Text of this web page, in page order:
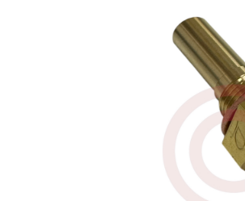
ステアリングパーツ（ピットマン
ウエザーストリップ ワイヤー類
セリカXX GA61 MA61 MA63
エンジンパーツ 5M-GEU MA61
エンジンパーツ M-TEU MA63
エンジンパーツ 1G-GEU GA61